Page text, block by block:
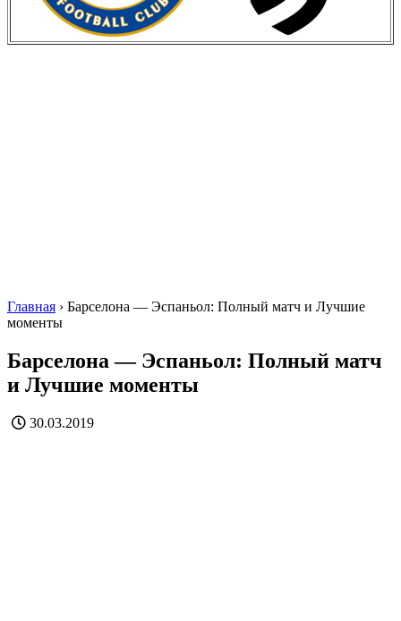
Главная › Барселона — Эспаньол: Полный матч и Лучшие
моменты
Барселона — Эспаньол: Полный матч
и Лучшие моменты
30.03.2019